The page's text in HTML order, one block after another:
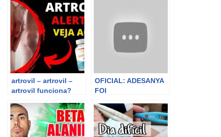
artrovil – artrovil –
artrovil funciona?
atrovil é bom ?
artrovil site oficial
OFICIAL: ADESANYA
FOI
POR POATAN
#Resenha